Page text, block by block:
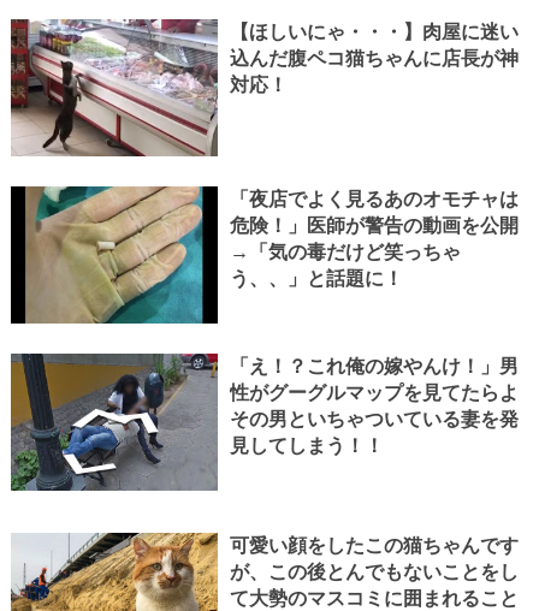
【ほしいにゃ・・・】肉屋に迷い
込んだ腹ペコ猫ちゃんに店長が神
対応！
「夜店でよく見るあのオモチャは
危険！」医師が警告の動画を公開
→「気の毒だけど笑っちゃ
う、、」と話題に！
「え！？これ俺の嫁やんけ！」男
性がグーグルマップを見てたらよ
その男といちゃついている妻を発
見してしまう！！
可愛い顔をしたこの猫ちゃんです
が、この後とんでもないことをし
て大勢のマスコミに囲まれること